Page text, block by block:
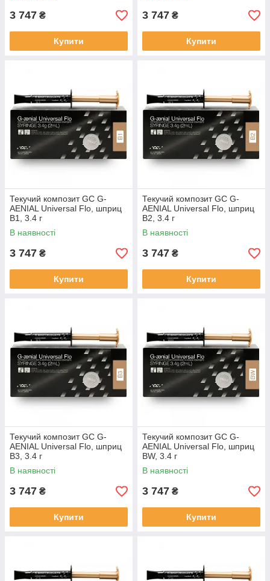
3 747 ₴
Купити
3 747 ₴
Купити
Текучий композит GC G-
AENIAL Universal Flo, шприц
B1, 3.4 г
В наявності
3 747 ₴
Купити
Текучий композит GC G-
AENIAL Universal Flo, шприц
B2, 3.4 г
В наявності
3 747 ₴
Купити
Текучий композит GC G-
AENIAL Universal Flo, шприц
B3, 3.4 г
В наявності
3 747 ₴
Купити
Текучий композит GC G-
AENIAL Universal Flo, шприц
BW, 3.4 г
В наявності
3 747 ₴
Купити